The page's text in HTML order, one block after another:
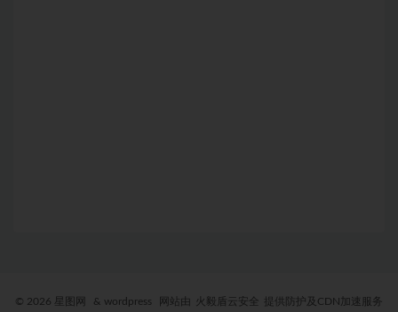
© 2026 星图网 & wordpress 网站由 火毅盾云安全 提供防护及CDN加速服务